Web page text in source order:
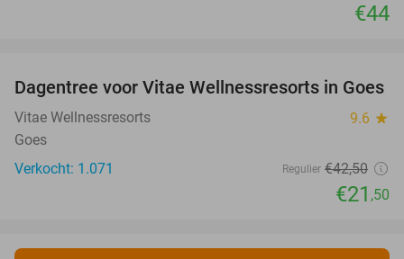
€44
49%
Dagentree voor Vitae Wellnessresorts in Goes
Vitae Wellnessresorts 9.6 star
Goes
Verkocht: 1.071
Regulier €42,50
€21 ,50